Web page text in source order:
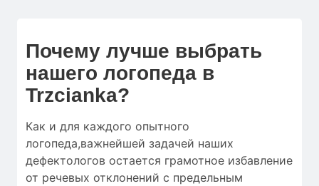
Почему лучше выбрать
нашего логопеда в
Trzcianka?
Как и для каждого опытного
логопеда,важнейшей задачей наших
дефектологов остается грамотное избавление
от речевых отклонений с предельным